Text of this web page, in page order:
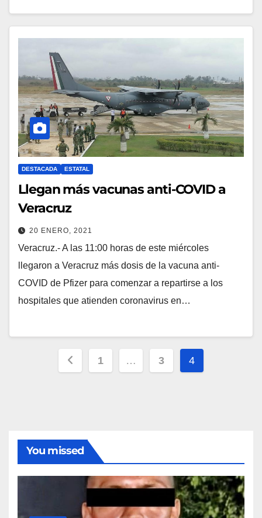
DESTACADA ESTATAL
Llegan más vacunas anti-COVID a
Veracruz
20 ENERO, 2021
Veracruz.- A las 11:00 horas de este miércoles
llegaron a Veracruz más dosis de la vacuna anti-
COVID de Pfizer para comenzar a repartirse a los
hospitales que atienden coronavirus en…
Paginación
1 … 3 4
You missed